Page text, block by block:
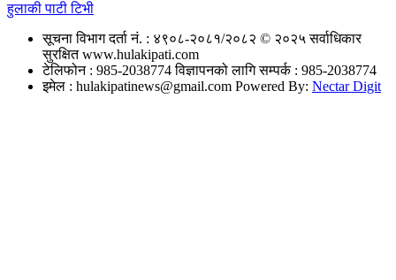
हुलाकी पाटी टिभी
सूचना विभाग दर्ता नं. : ४९०८-२०८१/२०८२ © २०२५ सर्वाधिकार
सुरक्षित www.hulakipati.com
टेलिफोन : 985-2038774विज्ञापनको लागि सम्पर्क : 985-2038774
इमेल : hulakipatinews@gmail.com Powered By: Nectar Digit